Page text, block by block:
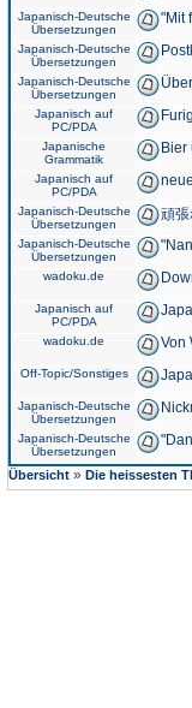
Japanisch-Deutsche
Übersetzungen
"Mit
Japanisch-Deutsche
Übersetzungen
Japanisch-Deutsche
Übersetzungen
Japanisch auf
PC/PDA
Japanische
Grammatik
Bier
Japanisch auf
PC/PDA
Japanisch-Deutsche
Übersetzungen
頑
Japanisch-Deutsche
Übersetzungen
wadoku.de
Japanisch auf
PC/PDA
wadoku.de Von
Off-Topic/Sonstiges
Japanisch-Deutsche
Übersetzungen
Japanisch-Deutsche
Übersetzungen
Übersicht » Die heissesten